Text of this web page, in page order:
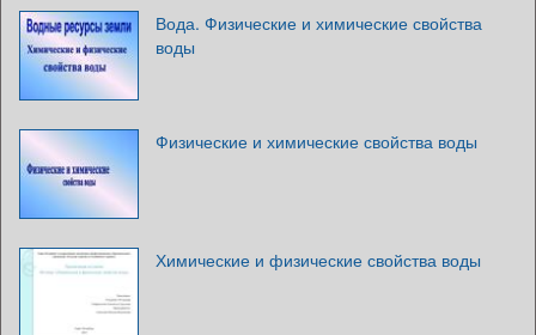
Вода. Физические и химические свойства
воды
Физические и химические свойства воды
Химические и физические свойства воды